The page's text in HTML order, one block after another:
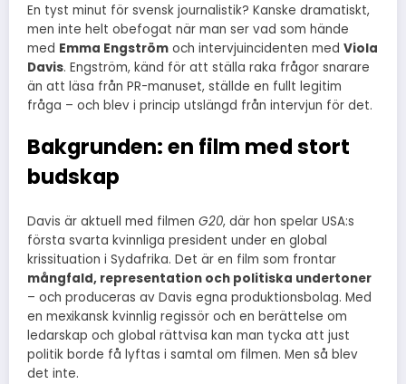
En tyst minut för svensk journalistik? Kanske dramatiskt,
men inte helt obefogat när man ser vad som hände
med Emma Engström och intervjuincidenten med Viola
Davis. Engström, känd för att ställa raka frågor snarare
än att läsa från PR-manuset, ställde en fullt legitim
fråga – och blev i princip utslängd från intervjun för det.
Bakgrunden: en film med stort
budskap
Davis är aktuell med filmen G20, där hon spelar USA:s
första svarta kvinnliga president under en global
krissituation i Sydafrika. Det är en film som frontar
mångfald, representation och politiska undertoner
– och produceras av Davis egna produktionsbolag. Med
en mexikansk kvinnlig regissör och en berättelse om
ledarskap och global rättvisa kan man tycka att just
politik borde få lyftas i samtal om filmen. Men så blev
det inte.